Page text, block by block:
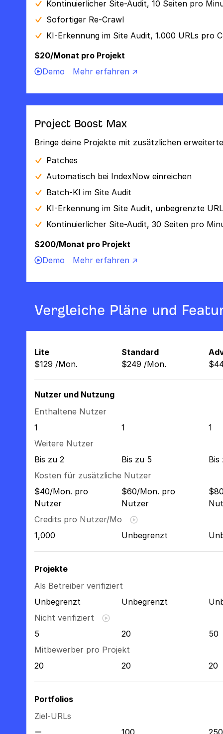
Kontinuierlicher Site-Audit, 10 Seiten pro
Sofortiger Re-Crawl
KI-Erkennung im Site Audit, 1.000 URLs pro
$20/Monat pro Projekt
Demo
Mehr erfahren ↗
Project Boost Max
Bringe deine Projekte mit zusätzlichen
Patches
Automatisch bei IndexNow einreichen
Batch-KI im Site Audit
KI-Erkennung im Site Audit, unbegrenzte
Kontinuierlicher Site-Audit, 30 Seiten pro
$200/Monat pro Projekt
Demo
Mehr erfahren ↗
Vergleiche Pläne und
Lite
$129 /Mon.
Standard
$249 /Mon.
$
Nutzer und Nutzung
Enthaltene Nutzer
1
1
1
Weitere Nutzer
Bis zu 2
Bis zu 5
Bis
Kosten für zusätzliche Nutzer
$40/Mon. pro
Nutzer
$60/Mon. pro
Nutzer
Credits pro Nutzer/Mo
1,000
Unbegrenzt
Projekte
Als Betreiber verifiziert
Unbegrenzt
Unbegrenzt
Nicht verifiziert
5
20
50
Mitbewerber pro Projekt
20
20 20
Portfolios
Ziel-URLs
100
250